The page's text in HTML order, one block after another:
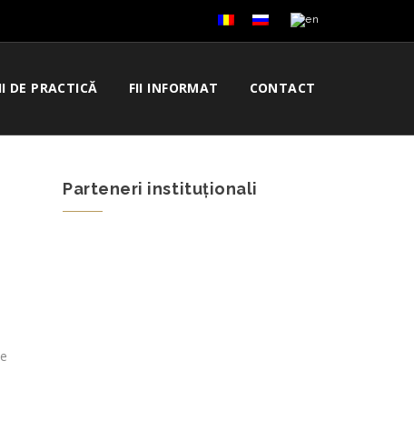
DE PRACTICĂ FII INFORMAT CONTACT
Parteneri instituționali